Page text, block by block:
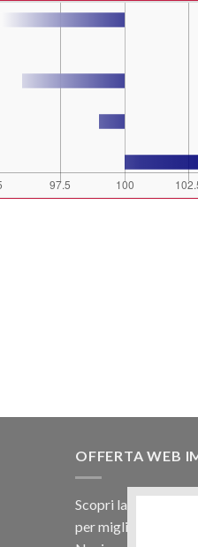
OFFERTA WEB
Scopri la nostra
per migliaia di